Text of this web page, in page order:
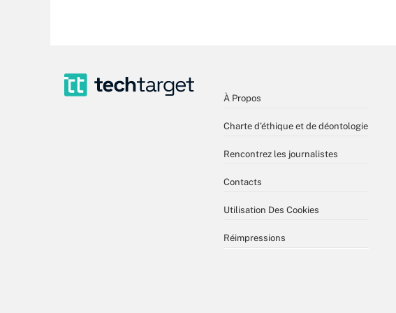
À Propos
Charte d’éthique et de déontologie
Rencontrez les journalistes
Contacts
Utilisation Des Cookies
Réimpressions